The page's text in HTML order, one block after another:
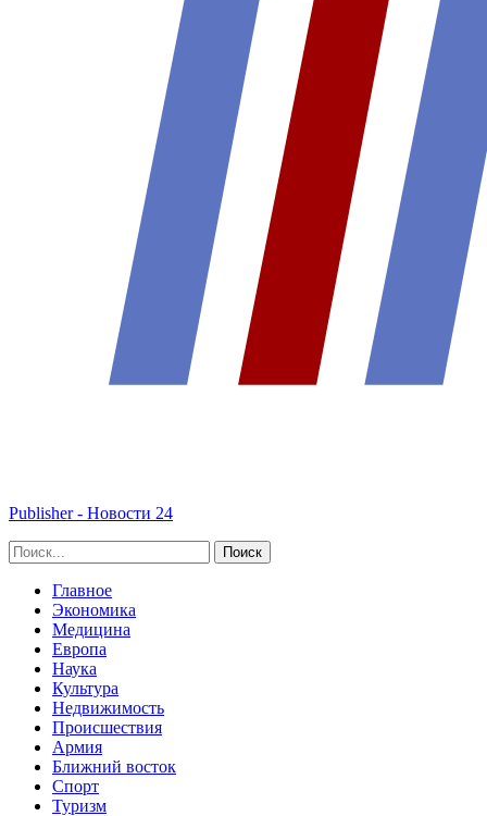
Publisher - Новости 24
Главное
Экономика
Медицина
Европа
Наука
Культура
Недвижимость
Происшествия
Армия
Ближний восток
Спорт
Туризм